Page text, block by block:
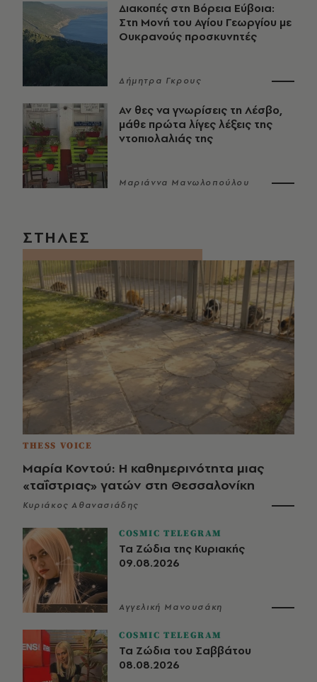
Διακοπές στη Βόρεια Εύβοια:
Στη Μονή του Αγίου Γεωργίου με
Ουκρανούς προσκυνητές
Δήμητρα Γκρους
Αν θες να γνωρίσεις τη Λέσβο,
μάθε πρώτα λίγες λέξεις της
ντοπιολαλιάς της
Μαριάννα Μανωλοπούλου
ΣΤΗΛΕΣ
THESS VOICE
Μαρία Κοντού: Η καθημερινότητα μιας
«ταΐστριας» γατών στη Θεσσαλονίκη
Κυριάκος Αθανασιάδης
COSMIC TELEGRAM
Τα Ζώδια της Κυριακής
09.08.2026
Αγγελική Μανουσάκη
COSMIC TELEGRAM
Τα Ζώδια του Σαββάτου
08.08.2026